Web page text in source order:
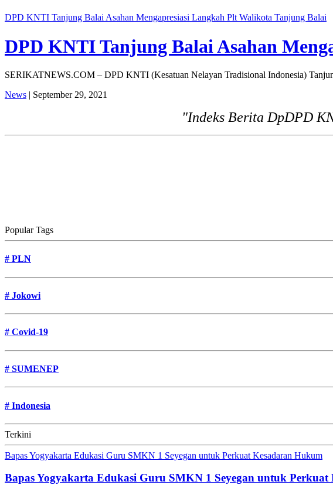
DPD KNTI Tanjung Balai Asahan Mengapresiasi Langkah Plt Walikota Tanjung Balai
DPD KNTI Tanjung Balai Asahan
SERIKATNEWS.COM – DPD KNTI (Kesatuan Nelayan Tradisional Indonesia)
News | September 29, 2021
"Indeks Berita DpDPD
Popular Tags
# PLN
# Jokowi
# Covid-19
# SUMENEP
# Indonesia
Terkini
Bapas Yogyakarta Edukasi Guru SMKN 1 Seyegan untuk Perkuat Kesadaran Hukum
Bapas Yogyakarta Edukasi Guru SMKN 1 Seyegan untuk